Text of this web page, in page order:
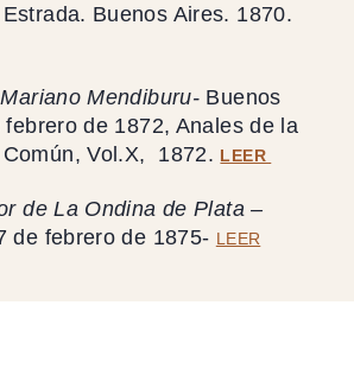
Buenos Aires. 1870.
Mendiburu- Βuenos
de 1872, Anales de la
Vol.X, 1872. LEER
de La Ondina de Plata –
de febrero de 1875- LEER